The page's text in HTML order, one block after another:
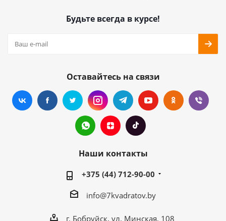
Будьте всегда в курсе!
Оставайтесь на связи
Наши контакты
+375 (44) 712-90-00
info@7kvadratov.by
г. Бобруйск, ул. Минская, 108